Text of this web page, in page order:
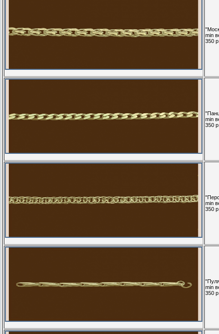
min
350
min
350
min
350
min
350